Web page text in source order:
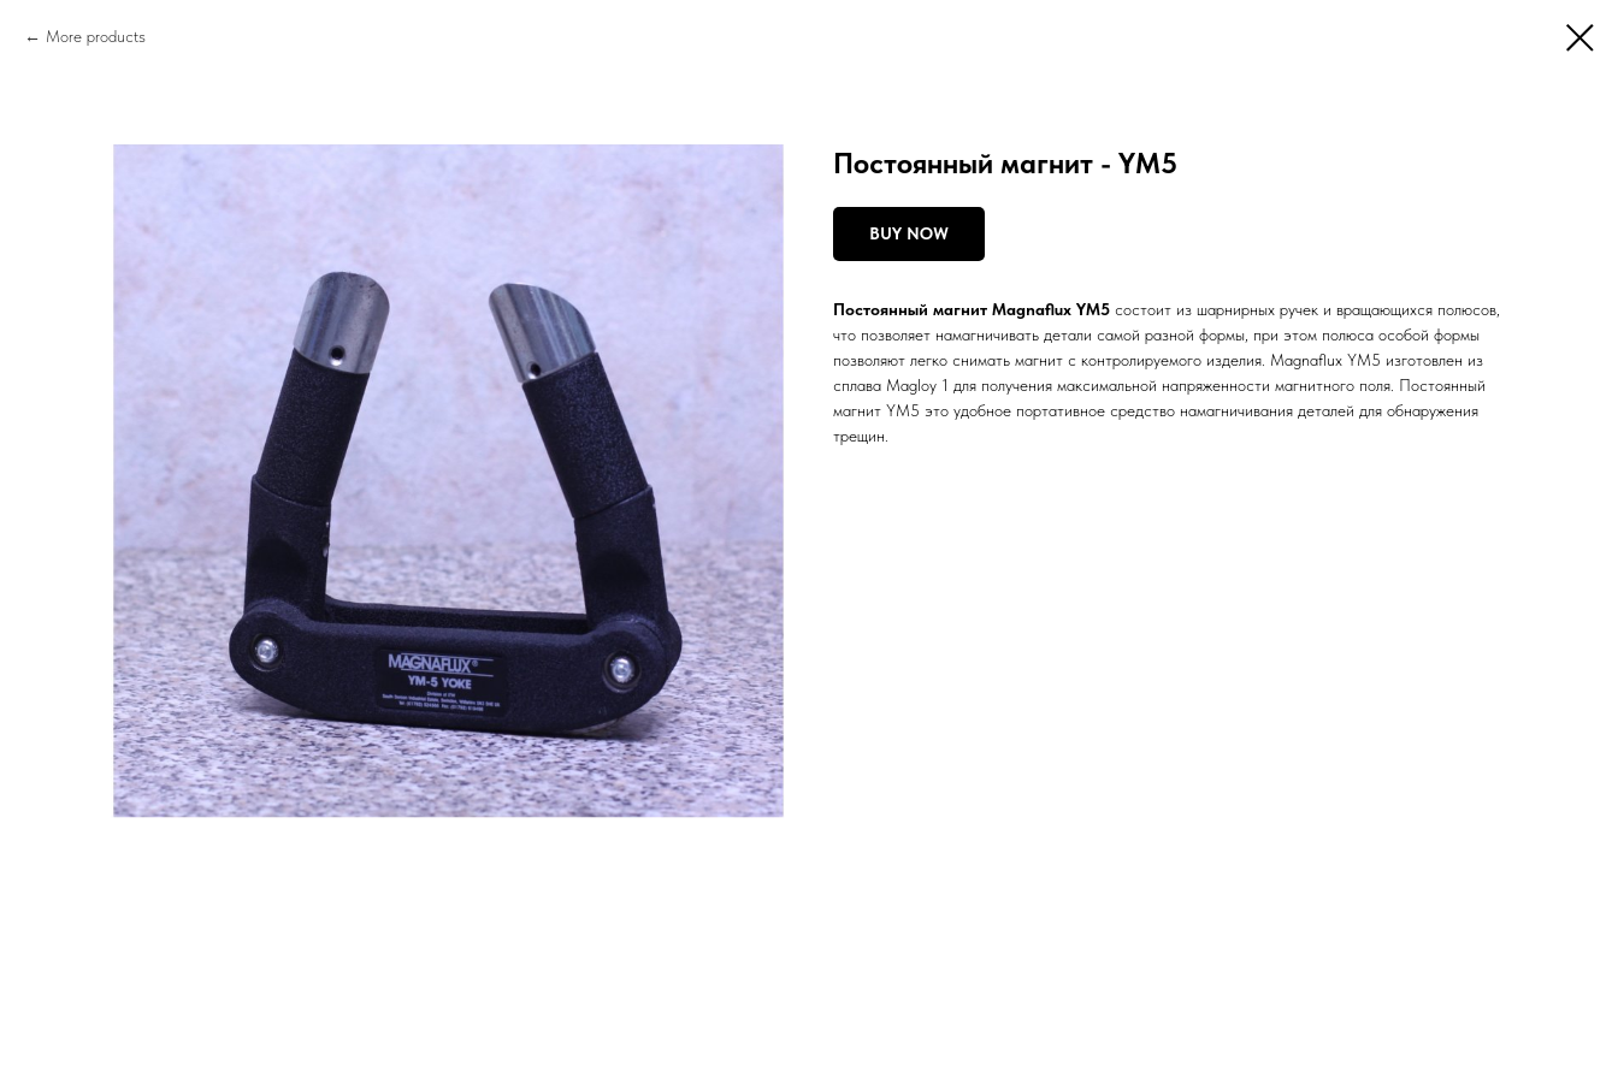
More products
Постоянный магнит - YM5
BUY NOW
Постоянный магнит Magnaflux YM5 состоит из шарнирных ручек и вращающихся полюсов,
что позволяет намагничивать детали самой разной формы, при этом полюса особой формы
позволяют легко снимать магнит с контролируемого изделия. Magnaflux YM5 изготовлен из
сплава Magloy 1 для получения максимальной напряженности магнитного поля. Постоянный
магнит YM5 это удобное портативное средство намагничивания деталей для обнаружения
трещин.